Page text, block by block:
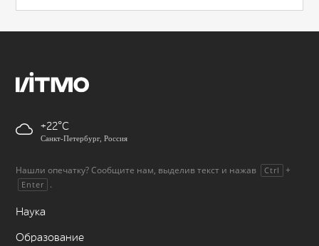
+22
Санкт-Петербург, Россия
Нашли опечатку? Сообщите нам, выделив текст и нажав Ctrl +
Enter .
Наука
Образование